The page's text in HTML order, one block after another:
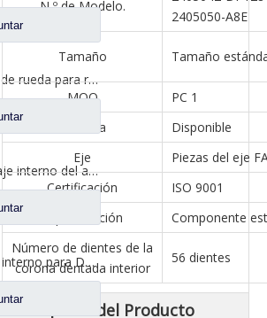
Engranaje de anillo de rueda para repuestos de camiones Sinotruk Steyr WG9012340121
Soporte de engranaje interno del anillo de rueda para repuestos de camiones Sinotruk Howo WG9981340020
Anillo de engranaje interno para Dena Axle Dongfeng T-Lift Truck Repuestos 240563-ZH99A
N º de Modelo.
2405050-A8E
Tamaño Tamaño
MOQ
PC 1
Muestra
Disponible
Eje
Piezas del eje
Certificación
ISO 9001
Especificación
Componente
Número de dientes de la
corona dentada interior
56 dientes
Descripción del Producto